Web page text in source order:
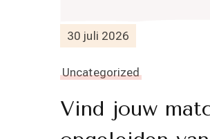
30 juli 2026
Uncategorized
Vind jouw